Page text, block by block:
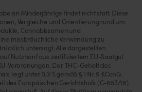
an Minderjährige findet nicht statt. Diese
Vergleiche und Orientierung rund um
Cannabissamen und
missbräuchliche Verwendung zu
untersagt. Alle dargestellten
Nutzhanf aus zertifiziertem EU-Saatgut
Verordnungen. Der THC-Gehalt des
liegt unter 0,3 % gemäß § 1 Nr. 9 KCanG.
des Europäischen Gerichtshofs (C-663/18)